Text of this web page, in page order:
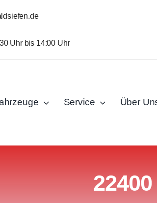
Uhr bis 14:00 Uhr
Service Über
22400